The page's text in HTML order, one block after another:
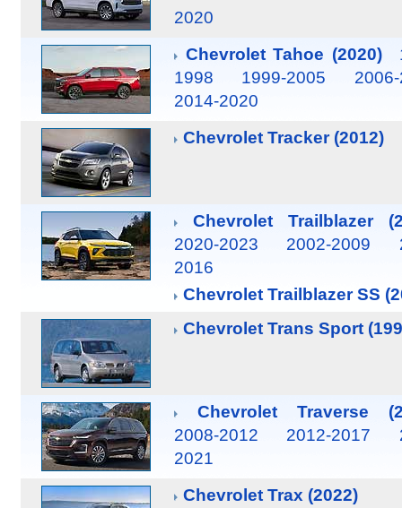
2020
Chevrolet Tahoe (2020)
1998
1999-2005
2014-2020
Chevrolet Tracker (2012)
Chevrolet Trailblazer
2020-2023
2002-2009
2016
Chevrolet Trailblazer SS
Chevrolet Trans Sport
Chevrolet Traverse
2008-2012
2012-2017
2021
Chevrolet Trax (2022)